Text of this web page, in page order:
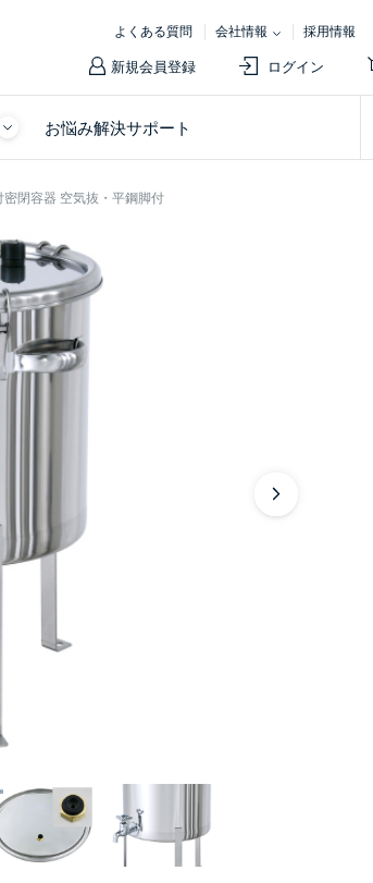
よくある質問 会社情報 採用情報
新規会員登録 ログイン
お悩み解決サポート
密閉容器 空気抜・平鋼脚付